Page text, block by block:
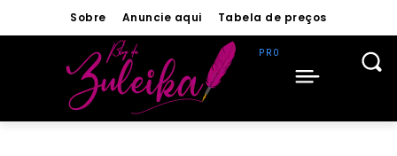
Sobre Anuncie aqui Tabela de preços